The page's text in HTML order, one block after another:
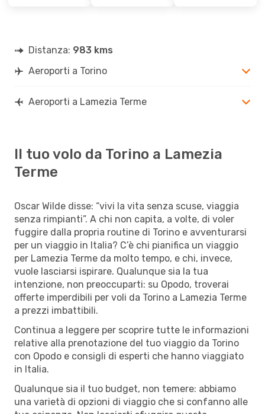
Distanza: 983 kms
Aeroporti a Torino
Aeroporti a Lamezia Terme
Il tuo volo da Torino a Lamezia
Terme
Oscar Wilde disse: “vivi la vita senza scuse, viaggia
senza rimpianti”. A chi non capita, a volte, di voler
fuggire dalla propria routine di Torino e avventurarsi
per un viaggio in Italia? C’è chi pianifica un viaggio
per Lamezia Terme da molto tempo, e chi, invece,
vuole lasciarsi ispirare. Qualunque sia la tua
intenzione, non preoccuparti: su Opodo, troverai
offerte imperdibili per voli da Torino a Lamezia Terme
a prezzi imbattibili.
Continua a leggere per scoprire tutte le informazioni
relative alla prenotazione del tuo viaggio da Torino
con Opodo e consigli di esperti che hanno viaggiato
in Italia.
Qualunque sia il tuo budget, non temere: abbiamo
una varietà di opzioni di viaggio che si confanno alle